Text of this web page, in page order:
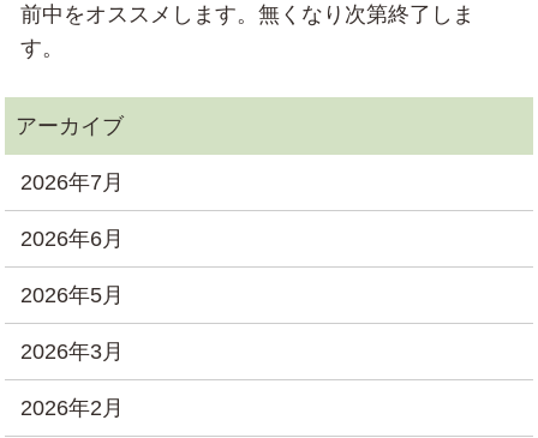
前中をオススメします。無くなり次第終了しま
す。
2026年7月
2026年6月
2026年5月
2026年3月
2026年2月